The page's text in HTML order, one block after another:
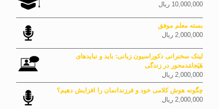
10,000,000 ریال
بسته معلم موفق
2,000,000 ریال
لینک سخنرانی دکوراسیون زبانی: باید و نبایدهای
هَیَجامَدمحور در زندگی
2,000,000 ریال
چگونه هوش کلامی خود و فرزندانمان را افزایش دهیم؟
2,000,000 ریال